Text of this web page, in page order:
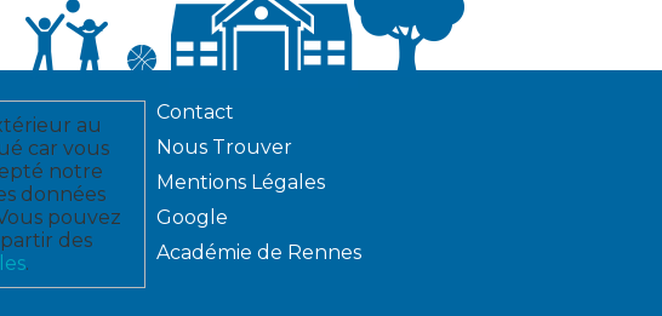
au
car vous
notre
données
pouvez
des
.
Contact
Nous Trouver
Mentions Légales
Google
Académie de Rennes